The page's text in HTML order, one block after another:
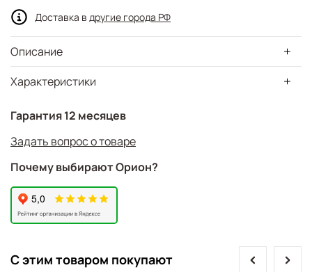
Характеристики
Описание
Гарантия 12 месяцев
Задать вопрос о товаре
Почему выбирают Орион?
Доставка в другие города РФ
С этим товаром покупают
prev next